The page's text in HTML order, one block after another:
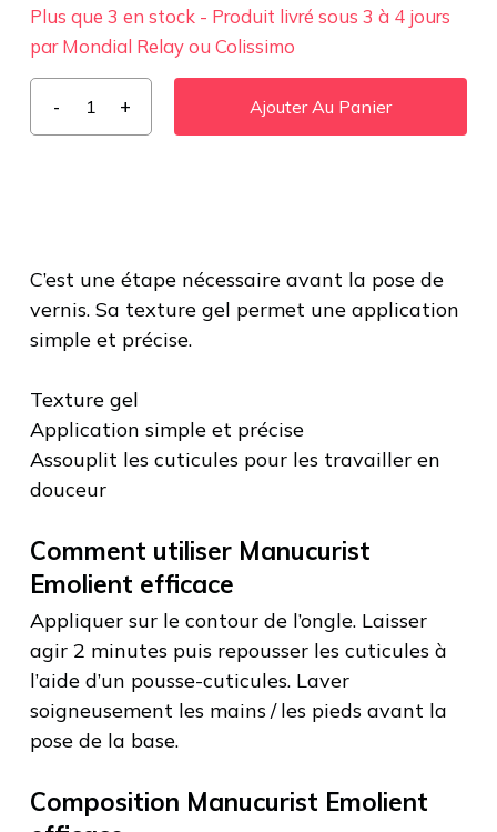
Plus que 3 en stock - Produit livré sous 3 à 4 jours
par Mondial Relay ou Colissimo
Ajouter Au Panier
C’est une étape nécessaire avant la pose de
vernis. Sa texture gel permet une application
simple et précise.
Texture gel
Application simple et précise
Assouplit les cuticules pour les travailler en
douceur
Comment utiliser Manucurist
Emolient efficace
Appliquer sur le contour de l’ongle. Laisser
agir 2 minutes puis repousser les cuticules à
l’aide d’un pousse-cuticules. Laver
soigneusement les mains / les pieds avant la
pose de la base.
Composition Manucurist Emolient